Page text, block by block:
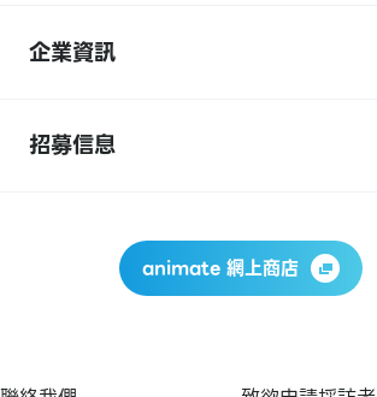
企業資訊
招募信息
animate 網上商店